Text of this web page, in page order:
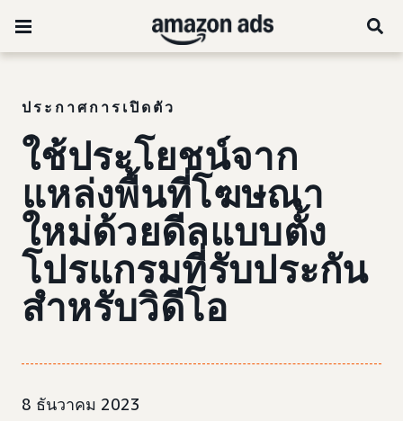
ประกาศการเปิดตัว
ใช้ประโยชน์จาก
แหล่งพื้นที่โฆษณา
ใหม่ด้วยดีลแบบตั้ง
โปรแกรมที่รับประกัน
สำหรับวิดีโอ
8 ธันวาคม 2023